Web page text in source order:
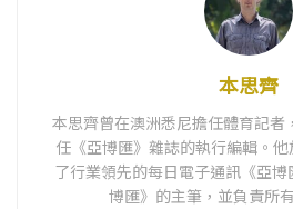
本思齊
本思齊曾在澳洲悉尼擔任體育記
任《亞博匯》雜誌的執行編輯。
了行業領先的每日電子通訊《亞
博匯》的主筆，並負責所